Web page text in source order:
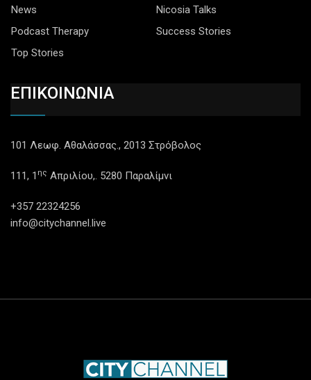
News
Nicosia Talks
Podcast Therapy
Success Stories
Top Stories
ΕΠΙΚΟΙΝΩΝΙΑ
101 Λεωφ. Αθαλάσσας., 2013 Στρόβολος
111, 1 ης Απριλίου,. 5280 Παραλίμνι
+357 22324256
info@citychannel.live